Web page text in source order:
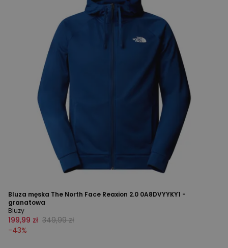
Bluza męska The North Face Reaxion 2.0 0A8DVYYKY1 -
granatowa
Bluzy
199,99 zł 349,99 zł
-43%